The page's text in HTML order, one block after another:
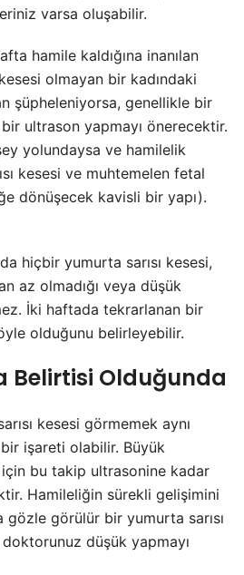
varsa oluşabilir.
hamile kaldığına inanılan
olmayan bir kadındaki
şüpheleniyorsa, genellikle bir
ultrason yapmayı önerecektir.
yolundaysa ve hamilelik
kesesi ve muhtemelen fetal
dönüşecek kavisli bir yapı).
hiçbir yumurta sarısı kesesi,
az olmadığı veya düşük
İki haftada tekrarlanan bir
olduğunu belirleyebilir.
Belirtisi Olduğunda
kesesi görmemek aynı
işareti olabilir. Büyük
için bu takip ultrasonine kadar
Hamileliğin sürekli gelişimini
görülür bir yumurta sarısı
düşük yapmayı